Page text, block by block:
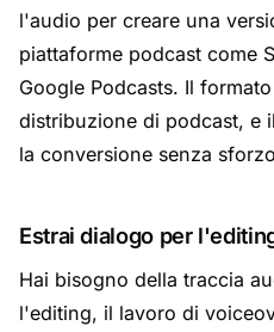
l'audio per creare una
piattaforme podcast come
Google Podcasts. Il
distribuzione di podcast, e
la conversione senza
Estrai dialogo per
Hai bisogno della traccia
l'editing, il lavoro di